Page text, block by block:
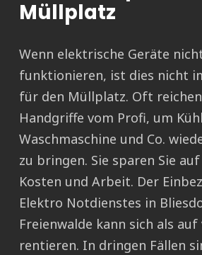
Müllplatz
Wenn elektrische Geräte
funktionieren, ist dies nicht
für den Müllplatz. Oft
Handgriffe vom Profi, um
Waschmaschine und Co.
zu bringen. Sie sparen Sie
Kosten und Arbeit. Der
Elektro Notdienstes in
Freienwalde kann sich als auf
rentieren. In dringen Fällen